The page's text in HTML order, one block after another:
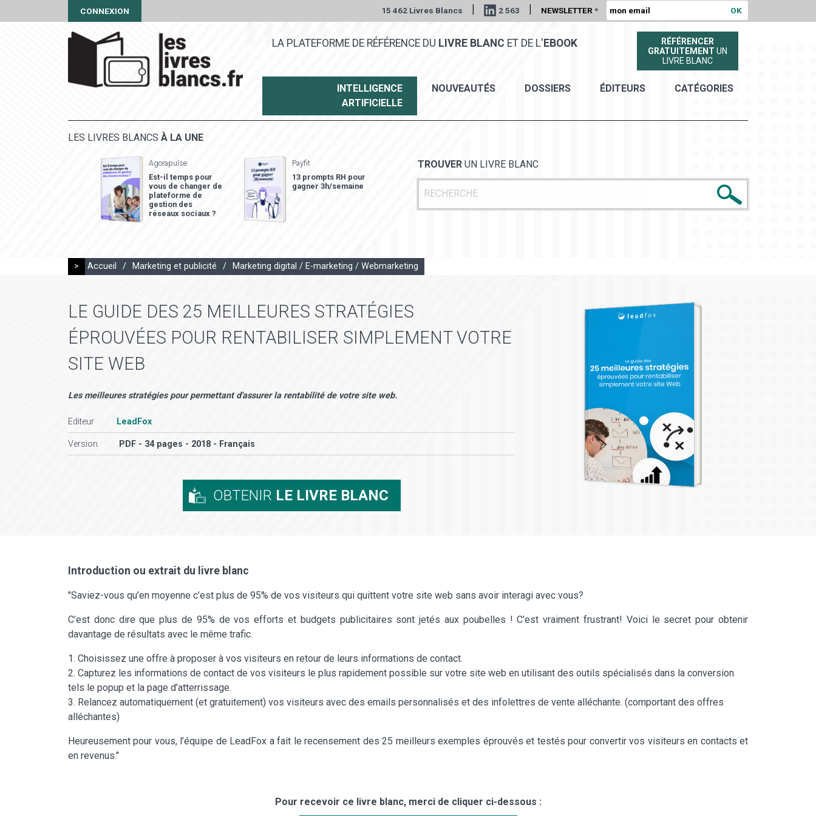
CONNEXION 15 462 Livres Blancs | 2 563 | NEWSLETTER *
LA PLATEFORME DE RÉFÉRENCE DU LIVRE BLANC ET DE L' EBOOK
RÉFÉRENCER
GRATUITEMENT UN
LIVRE BLANC
INTELLIGENCE
ARTIFICIELLE
NOUVEAUTÉS DOSSIERS ÉDITEURS CATÉGORIES
LES LIVRES BLANCS À LA UNE
Agorapulse
Est-il temps pour
vous de changer de
plateforme de
gestion des
réseaux sociaux ?
Payfit
13 prompts RH pour
gagner 3h/semaine
TROUVER UN LIVRE BLANC
> Accueil / Marketing et publicité / Marketing digital / E-marketing / Webmarketing
LE GUIDE DES 25 MEILLEURES STRATÉGIES
ÉPROUVÉES POUR RENTABILISER SIMPLEMENT VOTRE
SITE WEB
Les meilleures stratégies pour permettant d'assurer la rentabilité de votre site web.
Editeur LeadFox
Version PDF - 34 pages - 2018 - Français
OBTENIR LE LIVRE BLANC
Introduction ou extrait du livre blanc
"Saviez-vous qu’en moyenne c’est plus de 95% de vos visiteurs qui quittent votre site web sans avoir interagi avec vous?
C’est donc dire que plus de 95% de vos efforts et budgets publicitaires sont jetés aux poubelles ! C’est vraiment frustrant! Voici le secret pour obtenir
davantage de résultats avec le même trafic.
1. Choisissez une offre à proposer à vos visiteurs en retour de leurs informations de contact.
2. Capturez les informations de contact de vos visiteurs le plus rapidement possible sur votre site web en utilisant des outils spécialisés dans la conversion
tels le popup et la page d’atterrissage.
3. Relancez automatiquement (et gratuitement) vos visiteurs avec des emails personnalisés et des infolettres de vente alléchante. (comportant des offres
alléchantes)
Heureusement pour vous, l’équipe de LeadFox a fait le recensement des 25 meilleurs exemples éprouvés et testés pour convertir vos visiteurs en contacts et
en revenus."
Pour recevoir ce livre blanc, merci de cliquer ci-dessous :